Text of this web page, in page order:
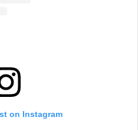
on Instagram